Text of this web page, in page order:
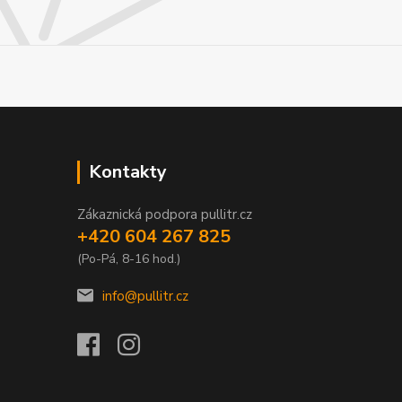
Kontakty
Zákaznická podpora pullitr.cz
+420 604 267 825
(Po-Pá, 8-16 hod.)
info@pullitr.cz